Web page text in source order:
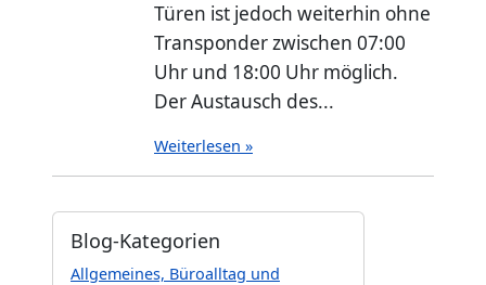
Türen ist jedoch weiterhin ohne
Transponder zwischen 07:00
Uhr und 18:00 Uhr möglich.
Der Austausch des...
Weiterlesen »
Blog-Kategorien
Allgemeines, Büroalltag und